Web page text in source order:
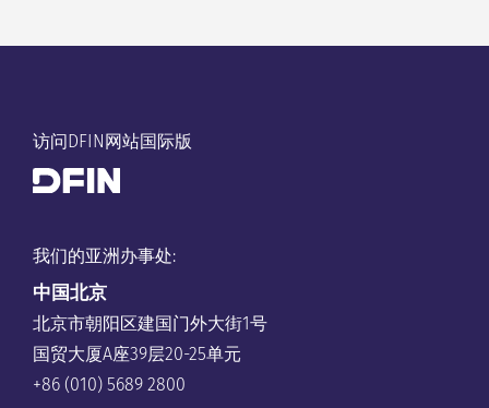
访问DFIN网站国际版
我们的亚洲办事处:
中国北京
北京市朝阳区建国门外大街1号
国贸大厦A座39层20-25单元
+86 (010) 5689 2800